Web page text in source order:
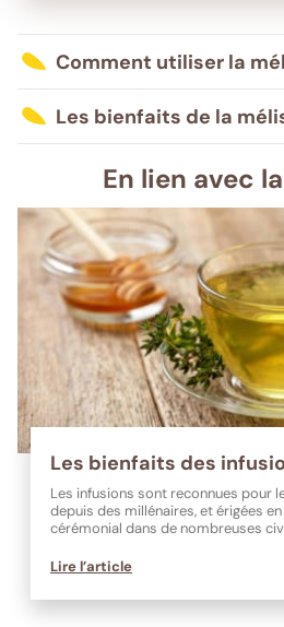
Comment utiliser la
Les bienfaits de la
En lien avec
Les bienfaits des
Les infusions sont reconnues pour
depuis des millénaires, et érigées
cérémonial dans de nombreuses
Lire l’article